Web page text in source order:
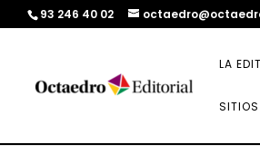
93 246 40 02
LA